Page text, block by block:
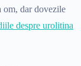
om, dar dovezile
despre urolitina